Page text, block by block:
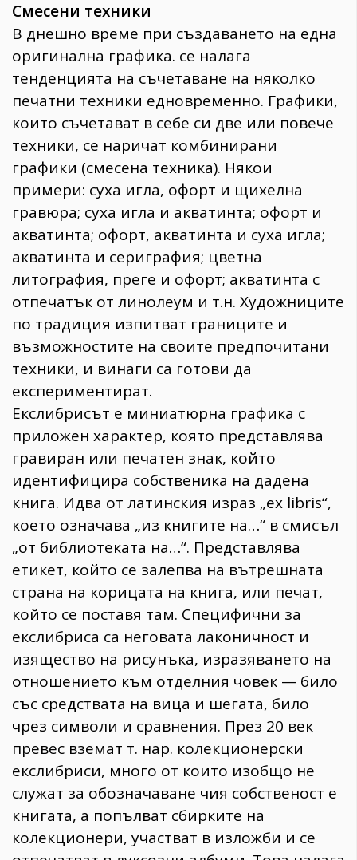
Смесени техники
В днешно време при създаването на една
оригинална графика. се налага
тенденцията на съчетаване на няколко
печатни техники едновременно. Графики,
които съчетават в себе си две или повече
техники, се наричат комбинирани
графики (смесена техника). Някои
примери: суха игла, офорт и щихелна
гравюра; суха игла и акватинта; офорт и
акватинта; офорт, акватинта и суха игла;
акватинта и сериграфия; цветна
литография, преге и офорт; акватинта с
отпечатък от линолеум и т.н. Художниците
по традиция изпитват границите и
възможностите на своите предпочитани
техники, и винаги са готови да
експериментират.
Екслибрисът е миниатюрна графика с
приложен характер, която представлява
гравиран или печатен знак, който
идентифицира собственика на дадена
книга. Идва от латинския израз „ex libris“,
което означава „из книгите на…“ в смисъл
„от библиотеката на…“. Представлява
етикет, който се залепва на вътрешната
страна на корицата на книга, или печат,
който се поставя там. Специфични за
екслибриса са неговата лаконичност и
изящество на рисунъка, изразяването на
отношението към отделния човек — било
със средствата на вица и шегата, било
чрез символи и сравнения. През 20 век
превес вземат т. нар. колекционерски
екслибриси, много от които изобщо не
служат за обозначаване чия собственост е
книгата, а попълват сбирките на
колекционери, участват в изложби и се